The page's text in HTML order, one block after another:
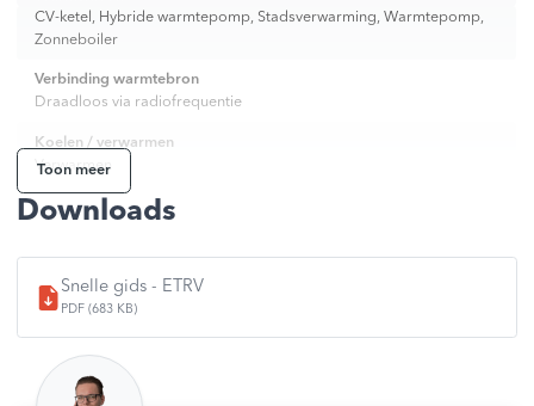
besturing van de set (E25/E40 + ETRV) vanuit de
toepassing via zigbee gateway
één E25/E40 thermostaat kan tot 6 koppen in één kamer
regelen
CV-ketel, Hybride warmtepomp, Stadsverwarming, Warmtepomp,
Zonneboiler
Verbinding warmtebron
Draadloos via radiofrequentie
Koelen / verwarmen
Verwarmen
Kleur
Opbouw
868MHz
Draadmaat
Toon meer
Downloads
Snelle gids - ETRV
PDF (683 KB)